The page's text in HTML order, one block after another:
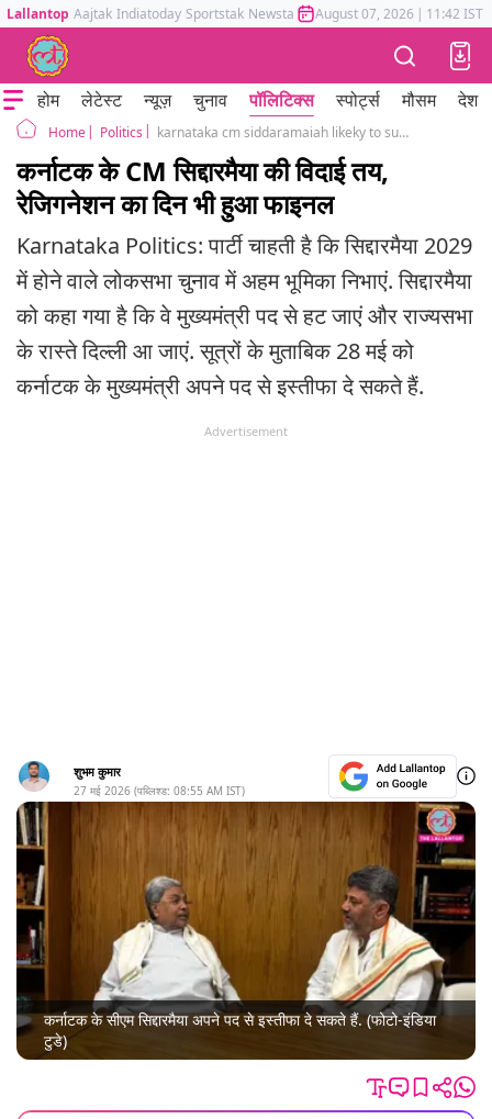
Lallantop Aajtak Indiatoday Sportstak Newstak Mumbai Tak Astrotak
August 07, 2026 | 11:42 IST
होम लेटेस्ट न्यूज़ चुनाव पॉलिटिक्स स्पोर्ट्स मौसम देश
Home Politics karnataka cm siddaramaiah likeky to submit resignation on thursday congress high command
कर्नाटक के CM सिद्दारमैया की विदाई तय,
रेजिगनेशन का दिन भी हुआ फाइनल
Karnataka Politics: पार्टी चाहती है कि सिद्दारमैया 2029
में होने वाले लोकसभा चुनाव में अहम भूमिका निभाएं. सिद्दारमैया
को कहा गया है कि वे मुख्यमंत्री पद से हट जाएं और राज्यसभा
के रास्ते दिल्ली आ जाएं. सूत्रों के मुताबिक 28 मई को
कर्नाटक के मुख्यमंत्री अपने पद से इस्तीफा दे सकते हैं.
Advertisement
शुभम कुमार
27 मई 2026 (पब्लिश्ड: 08:55 AM IST)
कर्नाटक के सीएम सिद्दारमैया अपने पद से इस्तीफा दे सकते हैं. (फोटो-इंडिया
टुडे)